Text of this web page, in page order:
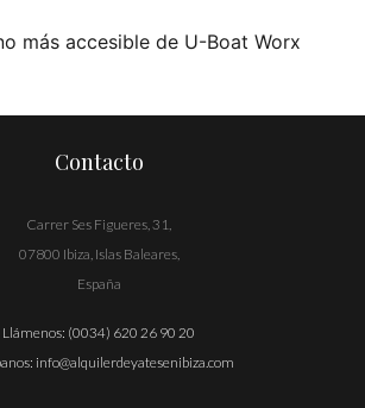
más accesible de U-Boat Worx
Contacto
Carrer Ses Figueres, 31,
07800 Ibiza, Islas Baleares,
España
Llámenos: (0034) 620 26 90 20
info@alquilerdeyatesenibiza.com